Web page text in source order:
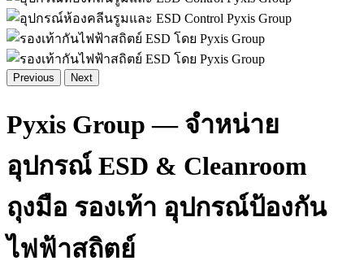
Previous Next
Pyxis Group — จำหน่าย
อุปกรณ์ ESD & Cleanroom
ถุงมือ รองเท้า อุปกรณ์ป้องกัน
ไฟฟ้าสถิตย์